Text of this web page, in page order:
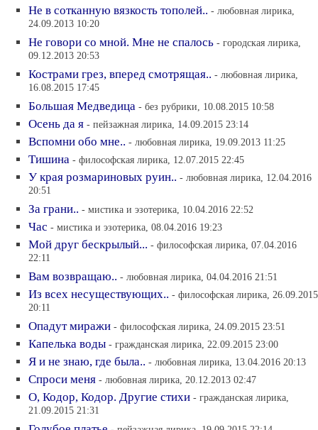
Не в сотканную вязкость тополей.. - любовная лирика,
24.09.2013 10:20
Не говори со мной. Мне не спалось - городская лирика,
09.12.2013 20:53
Кострами грез, вперед смотрящая.. - любовная лирика,
16.08.2015 17:45
Большая Медведица - без рубрики, 10.08.2015 10:58
Осень да я - пейзажная лирика, 14.09.2015 23:14
Вспомни обо мне.. - любовная лирика, 19.09.2013 11:25
Тишина - философская лирика, 12.07.2015 22:45
У края розмариновых руин.. - любовная лирика, 12.04.2016
20:51
За грани.. - мистика и эзотерика, 10.04.2016 22:52
Час - мистика и эзотерика, 08.04.2016 19:23
Мой друг бескрылый... - философская лирика, 07.04.2016
22:11
Вам возвращаю.. - любовная лирика, 04.04.2016 21:51
Из всех несуществующих.. - философская лирика, 26.09.2015
20:11
Опадут миражи - философская лирика, 24.09.2015 23:51
Капелька воды - гражданская лирика, 22.09.2015 23:00
Я и не знаю, где была.. - любовная лирика, 13.04.2016 20:13
Спроси меня - любовная лирика, 20.12.2013 02:47
О, Кодор, Кодор. Другие стихи - гражданская лирика,
21.09.2015 21:31